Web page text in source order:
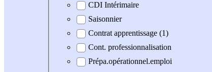
CDI Intérimaire
Saisonnier
Contrat apprentissage (1)
Cont. professionnalisation
Prépa.opérationnel.emploi